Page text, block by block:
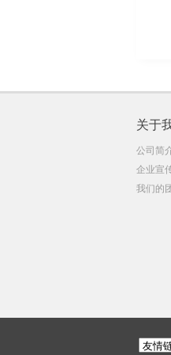
关于
公司简
企业宣
我们的